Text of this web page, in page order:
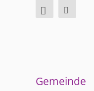
Gemeinde